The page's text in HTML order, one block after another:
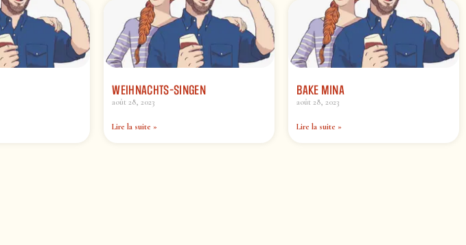
WEIHNACHTS-SINGEN
août 28, 2023
Lire la suite »
BAKE MINA
août 28, 2023
Lire la suite »